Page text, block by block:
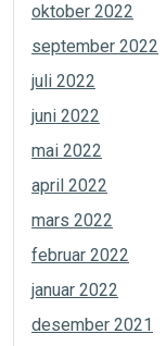
oktober 2022
september 2022
juli 2022
juni 2022
mai 2022
april 2022
mars 2022
februar 2022
januar 2022
desember 2021